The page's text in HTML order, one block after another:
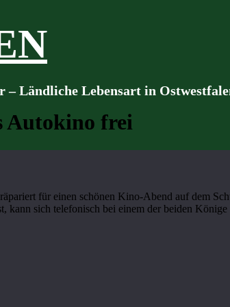
Ländliche Lebensart in
Autokino frei
für einen schönen Kino-Abend auf dem
sich telefonisch bei einem der beiden